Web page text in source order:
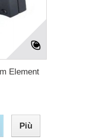
Element
Più